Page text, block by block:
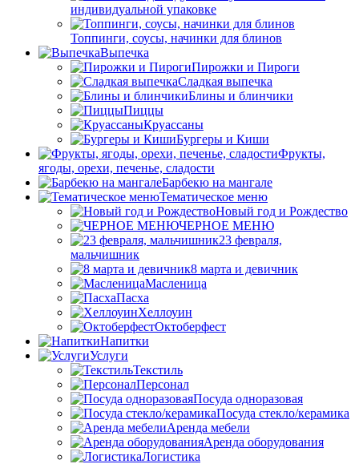
индивидуальной упаковке
Топпинги, соусы, начинки для блинов
Выпечка
Пирожки и Пироги
Сладкая выпечка
Блины и блинчики
Пиццы
Круасcаны
Бургеры и Киши
Фрукты,
ягоды, орехи, печенье, сладости
Барбекю на мангале
Тематическое меню
Новый год и Рождество
ЧЕРНОЕ МЕНЮ
23 февраля,
мальчишник
8 марта и девичник
Масленица
Пасха
Хеллоуин
Октоберфест
Напитки
Услуги
Текстиль
Персонал
Посуда одноразовая
Посуда стекло/керамика
Аренда мебели
Аренда оборудования
Логистика